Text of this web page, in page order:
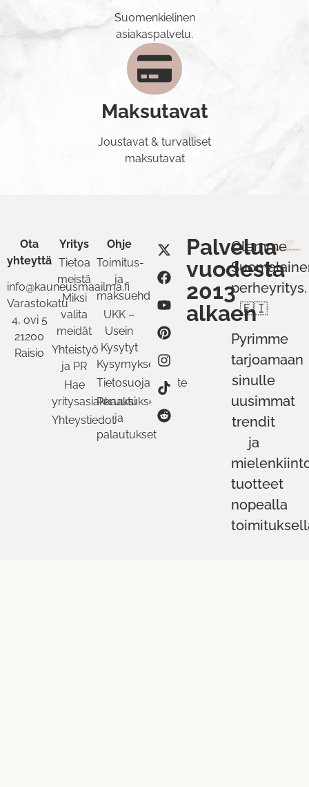
Suomenkielinen
asiakaspalvelu.
Maksutavat
Joustavat & turvalliset
maksutavat
Ota
yhteyttä
info@kauneusmaailma.fi
Varastokatu
4, ovi 5
21200
Raisio
Yritys
Tietoa
meistä
Miksi
valita
meidät
Yhteistyö
ja PR
Hae
yritysasiakkaaksi
Yhteystiedot
Ohje
Toimitus-
ja
maksuehdot
UKK –
Usein
Kysytyt
Kysymykset
Tietosuojaseloste
Peruutukset
ja
palautukset
Palvelua
vuodesta
2013
alkaen
Olemme
perheyritys.
🇫🇮
Pyrimme
tarjoamaan
sinulle
uusimmat
trendit
ja
tuotteet
nopealla